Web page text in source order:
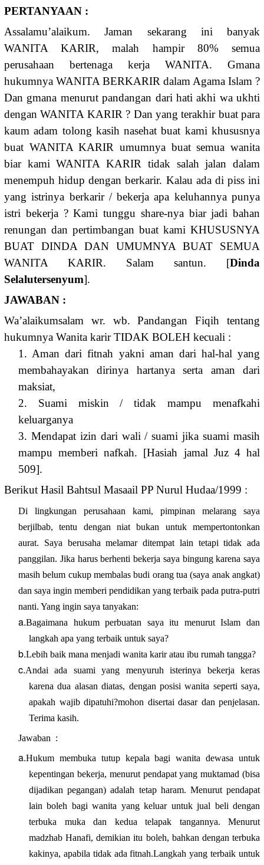
PERTANYAAN :
Assalamu’alaikum. Jaman sekarang ini banyak
WANITA KARIR, malah hampir 80% semua
perusahaan bertenaga kerja WANITA. Gmana
hukumnya WANITA BERKARIR dalam Agama Islam ?
Dan gmana menurut pandangan dari hati akhi wa ukhti
dengan WANITA KARIR ? Dan yang terakhir buat para
kaum adam tolong kasih nasehat buat kami khususnya
buat WANITA KARIR umumnya buat semua wanita
biar kami WANITA KARIR tidak salah jalan dalam
menempuh hidup dengan berkarir. Kalau ada di piss ini
yang istrinya berkarir / bekerja apa keluhannya punya
istri bekerja ? Kami tunggu share-nya biar jadi bahan
renungan dan pertimbangan buat kami KHUSUSNYA
BUAT DINDA DAN UMUMNYA BUAT SEMUA
WANITA KARIR. Salam santun. [Dinda
Selalutersenyum].
JAWABAN :
Wa’alaikumsalam wr. wb. Pandangan Fiqih tentang
hukumnya Wanita karir TIDAK BOLEH kecuali :
1. Aman dari fitnah yakni aman dari hal-hal yang
membahayakan dirinya hartanya serta aman dari
maksiat,
2. Suami miskin / tidak mampu menafkahi
keluarganya
3. Mendapat izin dari wali / suami jika suami masih
mampu memberi nafkah. [Hasiah jamal Juz 4 hal
509].
Berikut Hasil Bahtsul Masaail PP Nurul Hudaa/1999 :
Di lingkungan perusahaan kami, pimpinan melarang saya
berjilbab, tentu dengan niat bukan untuk mempertontonkan
aurat. Saya berusaha melamar ditempat lain tetapi tidak ada
panggilan. Jika harus berhenti bekerja saya bingung karena saya
masih belum cukup membalas budi orang tua (saya anak angkat)
dan saya ingin memberi pendidikan yang terbaik pada putra-putri
nanti. Yang ingin saya tanyakan:
a.Bagaimana hukum perbuatan saya itu menurut Islam dan
langkah apa yang terbaik untuk saya?
b.Lebih baik mana menjadi wanita karir atau ibu rumah tangga?
c.Andai ada suami yang menyuruh isterinya bekerja keras
karena dua alasan diatas, dengan posisi wanita seperti saya,
apakah wajib dipatuhi?mohon disertai dasar dan penjelasan.
Terima kasih.
Jawaban :
a.Hukum membuka tutup kepala bagi wanita dewasa untuk
kepentingan bekerja, menurut pendapat yang muktamad (bisa
dijadikan pegangan) adalah tetap haram. Menurut pendapat
lain boleh bagi wanita yang keluar untuk jual beli dengan
terbuka muka dan kedua telapak tangannya. Menurut
madzhab Hanafi, demikian itu boleh, bahkan dengan terbuka
kakinya, apabila tidak ada fitnah.Langkah yang terbaik untuk